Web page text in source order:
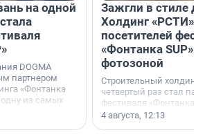
на одной
DOGMA
партнером
«Фонтанка
из самых
номинаций —
Зажгли в стиле
Холдинг «РСТИ»
посетителей
«Фонтанка SUP»
фотозоной
Строительный холдинг
четвертый раз стал
фестиваля «Фонтанка
раз компания
4 августа, 12:13